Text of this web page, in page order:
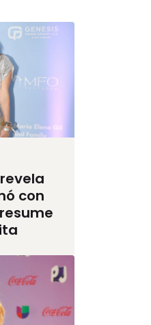
con